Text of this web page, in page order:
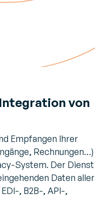
von
Empfangen Ihrer
Rechnungen…)
System. Der Dienst
Daten aller
, B2B-, API-,